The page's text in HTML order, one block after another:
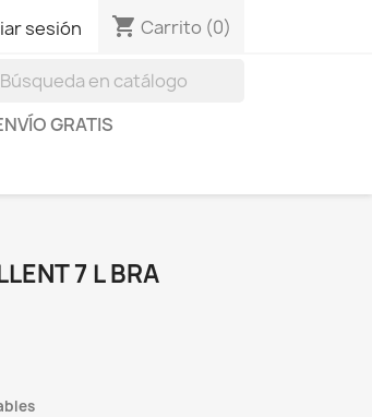
sesión shopping_cart Carrito (0)
GRATIS
7 L BRA